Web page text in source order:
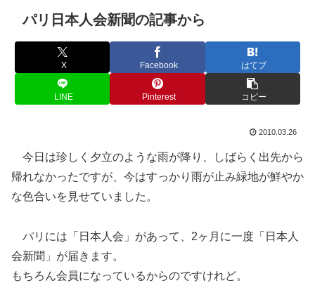
パリ日本人会新聞の記事から
X Facebook はてブ
LINE Pinterest コピー
2010.03.26
今日は珍しく夕立のような雨が降り、しばらく出先から
帰れなかったですが、今はすっかり雨が止み緑地が鮮やか
な色合いを見せていました。
パリには「日本人会」があって、2ヶ月に一度「日本人
会新聞」が届きます。
もちろん会員になっているからのですけれど。